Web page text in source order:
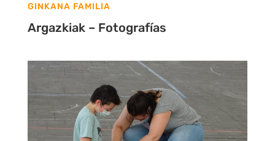
GINKANA FAMILIA
Argazkiak – Fotografías